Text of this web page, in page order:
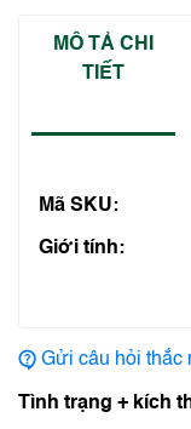
MÔ TẢ CHI
TIẾT
Mã SKU:
Giới tính:
Gửi câu hỏi thắc
Tình trạng + kích